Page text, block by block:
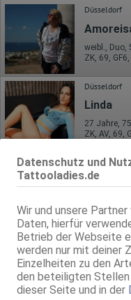
Datenschutz und
Tattooladies.de
Wir und unsere
Daten, hierfür
Betrieb der Webseite
werden nur mit deiner
Einzelheiten zu den
den beteiligten
dieser Seite und in der
Düsseldorf
ZK, 69,
Düsseldorf
Linda
ZK, AV, 69,
LadiesSTARS
Düsseldorf
ZK, 69,